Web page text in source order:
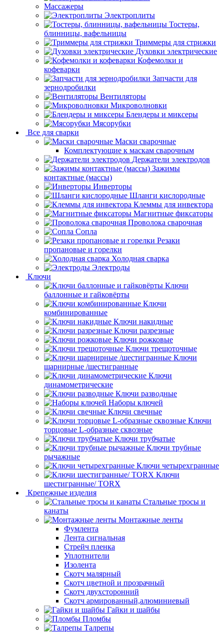
Массажеры
Электроплиты
Тостеры,
блинницы, вафельницы
Триммеры для стрижки
Духовки электрические
Кофемолки и
кофеварки
Запчасти для
зернодробилки
Вентиляторы
Микроволновки
Блендеры и миксеры
Мясорубки
Все для сварки
Маски сварочные
Комплектующие к маскам сварочным
Держатели электродов
Зажимы
контактные (массы)
Инверторы
Шланги кислородные
Клеммы для инвектора
Магнитные фиксаторы
Проволока сварочная
Сопла
Резаки
пропановые и горелки
Холодная сварка
Электроды
Ключи
Ключи
баллонные и гайковёрты
Ключи
комбинированные
Ключи накидные
Ключи разрезные
Ключи рожковые
Ключи трещоточные
Ключи
шарнирные /шестигранные
Ключи
динамометрические
Ключи разводные
Наборы ключей
Ключи свечные
Ключи
торцовые L-образные сквозные
Ключи трубчатые
Ключи трубные
рычажные
Ключи четырехгранные
Ключи
шестигранные/ TORX
Крепежные изделия
Стальные тросы и
канаты
Монтажные ленты
Фумлента
Лента сигнальная
Стрейч пленка
Уплотнители
Изолента
Скотч малярный
Скотч цветной и прозрачный
Скотч двухсторонний
Скотч армированный,алюминиевый
Гайки и шайбы
Пломбы
Талрепы